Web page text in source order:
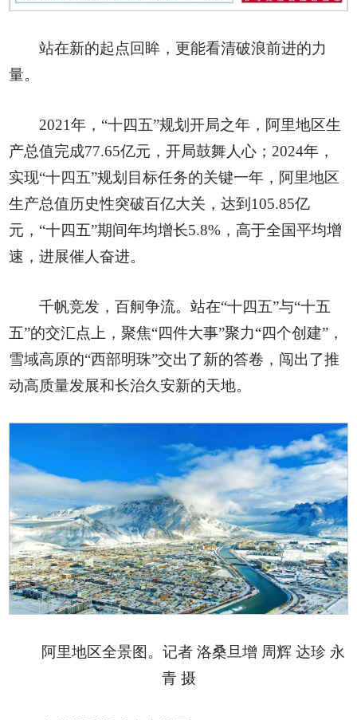
站在新的起点回眸，更能看清破浪前进的力
量。
2021年，“十四五”规划开局之年，阿里地区生
产总值完成77.65亿元，开局鼓舞人心；2024年，
实现“十四五”规划目标任务的关键一年，阿里地区
生产总值历史性突破百亿大关，达到105.85亿
元，“十四五”期间年均增长5.8%，高于全国平均增
速，进展催人奋进。
千帆竞发，百舸争流。站在“十四五”与“十五
五”的交汇点上，聚焦“四件大事”聚力“四个创建”，
雪域高原的“西部明珠”交出了新的答卷，闯出了推
动高质量发展和长治久安新的天地。
阿里地区全景图。记者 洛桑旦增 周辉 达珍 永
青 摄